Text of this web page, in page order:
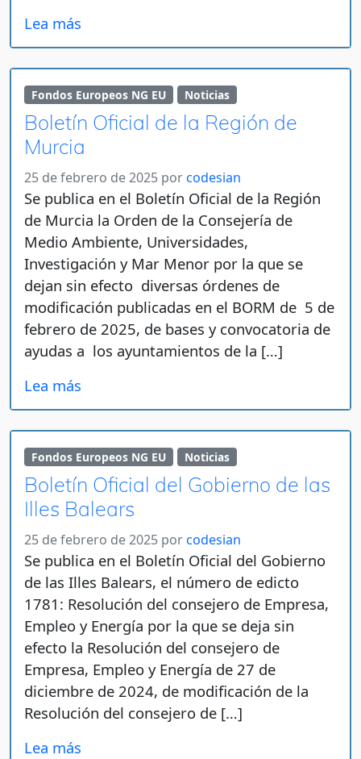
Lea más
Fondos Europeos NG EU Noticias
Boletín Oficial de la Región de
Murcia
25 de febrero de 2025 por codesian
Se publica en el Boletín Oficial de la Región
de Murcia la Orden de la Consejería de
Medio Ambiente, Universidades,
Investigación y Mar Menor por la que se
dejan sin efecto diversas órdenes de
modificación publicadas en el BORM de 5 de
febrero de 2025, de bases y convocatoria de
ayudas a los ayuntamientos de la […]
Lea más
Fondos Europeos NG EU Noticias
Boletín Oficial del Gobierno de las
Illes Balears
25 de febrero de 2025 por codesian
Se publica en el Boletín Oficial del Gobierno
de las Illes Balears, el número de edicto
1781: Resolución del consejero de Empresa,
Empleo y Energía por la que se deja sin
efecto la Resolución del consejero de
Empresa, Empleo y Energía de 27 de
diciembre de 2024, de modificación de la
Resolución del consejero de […]
Lea más